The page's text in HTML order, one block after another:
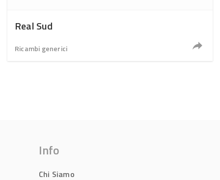
Real Sud
Ricambi generici
Info
Chi Siamo